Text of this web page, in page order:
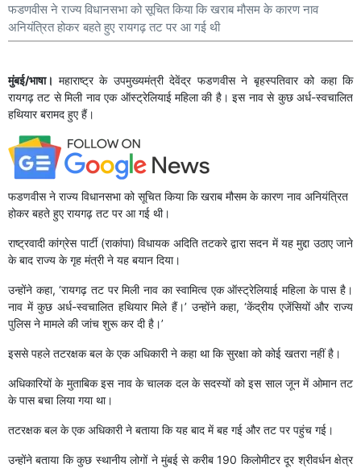
फडणवीस ने राज्य विधानसभा को सूचित किया कि खराब मौसम के कारण नाव
अनियंत्रित होकर बहते हुए रायगढ़ तट पर आ गई थी
मुंबई/भाषा। महाराष्ट्र के उपमुख्यमंत्री देवेंद्र फडणवीस ने बृहस्पतिवार को कहा कि
रायगढ़ तट से मिली नाव एक ऑस्ट्रेलियाई महिला की है। इस नाव से कुछ अर्ध-स्वचालित
हथियार बरामद हुए हैं।
फडणवीस ने राज्य विधानसभा को सूचित किया कि खराब मौसम के कारण नाव अनियंत्रित
होकर बहते हुए रायगढ़ तट पर आ गई थी।
राष्ट्रवादी कांग्रेस पार्टी (राकांपा) विधायक अदिति तटकरे द्वारा सदन में यह मुद्दा उठाए जाने
के बाद राज्य के गृह मंत्री ने यह बयान दिया।
उन्होंने कहा, ‘रायगढ़ तट पर मिली नाव का स्वामित्व एक ऑस्ट्रेलियाई महिला के पास है।
नाव में कुछ अर्ध-स्वचालित हथियार मिले हैं।’ उन्होंने कहा, ‘केंद्रीय एजेंसियों और राज्य
पुलिस ने मामले की जांच शुरू कर दी है।’
इससे पहले तटरक्षक बल के एक अधिकारी ने कहा था कि सुरक्षा को कोई खतरा नहीं है।
अधिकारियों के मुताबिक इस नाव के चालक दल के सदस्यों को इस साल जून में ओमान तट
के पास बचा लिया गया था।
तटरक्षक बल के एक अधिकारी ने बताया कि यह बाद में बह गई और तट पर पहुंच गई।
उन्होंने बताया कि कुछ स्थानीय लोगों ने मुंबई से करीब 190 किलोमीटर दूर श्रीवर्धन क्षेत्र